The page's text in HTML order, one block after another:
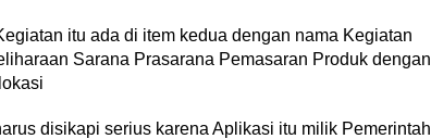
itu ada di item kedua dengan nama Kegiatan
Sarana Prasarana Pemasaran Produk dengan
disikapi serius karena Aplikasi itu milik Pemerintah